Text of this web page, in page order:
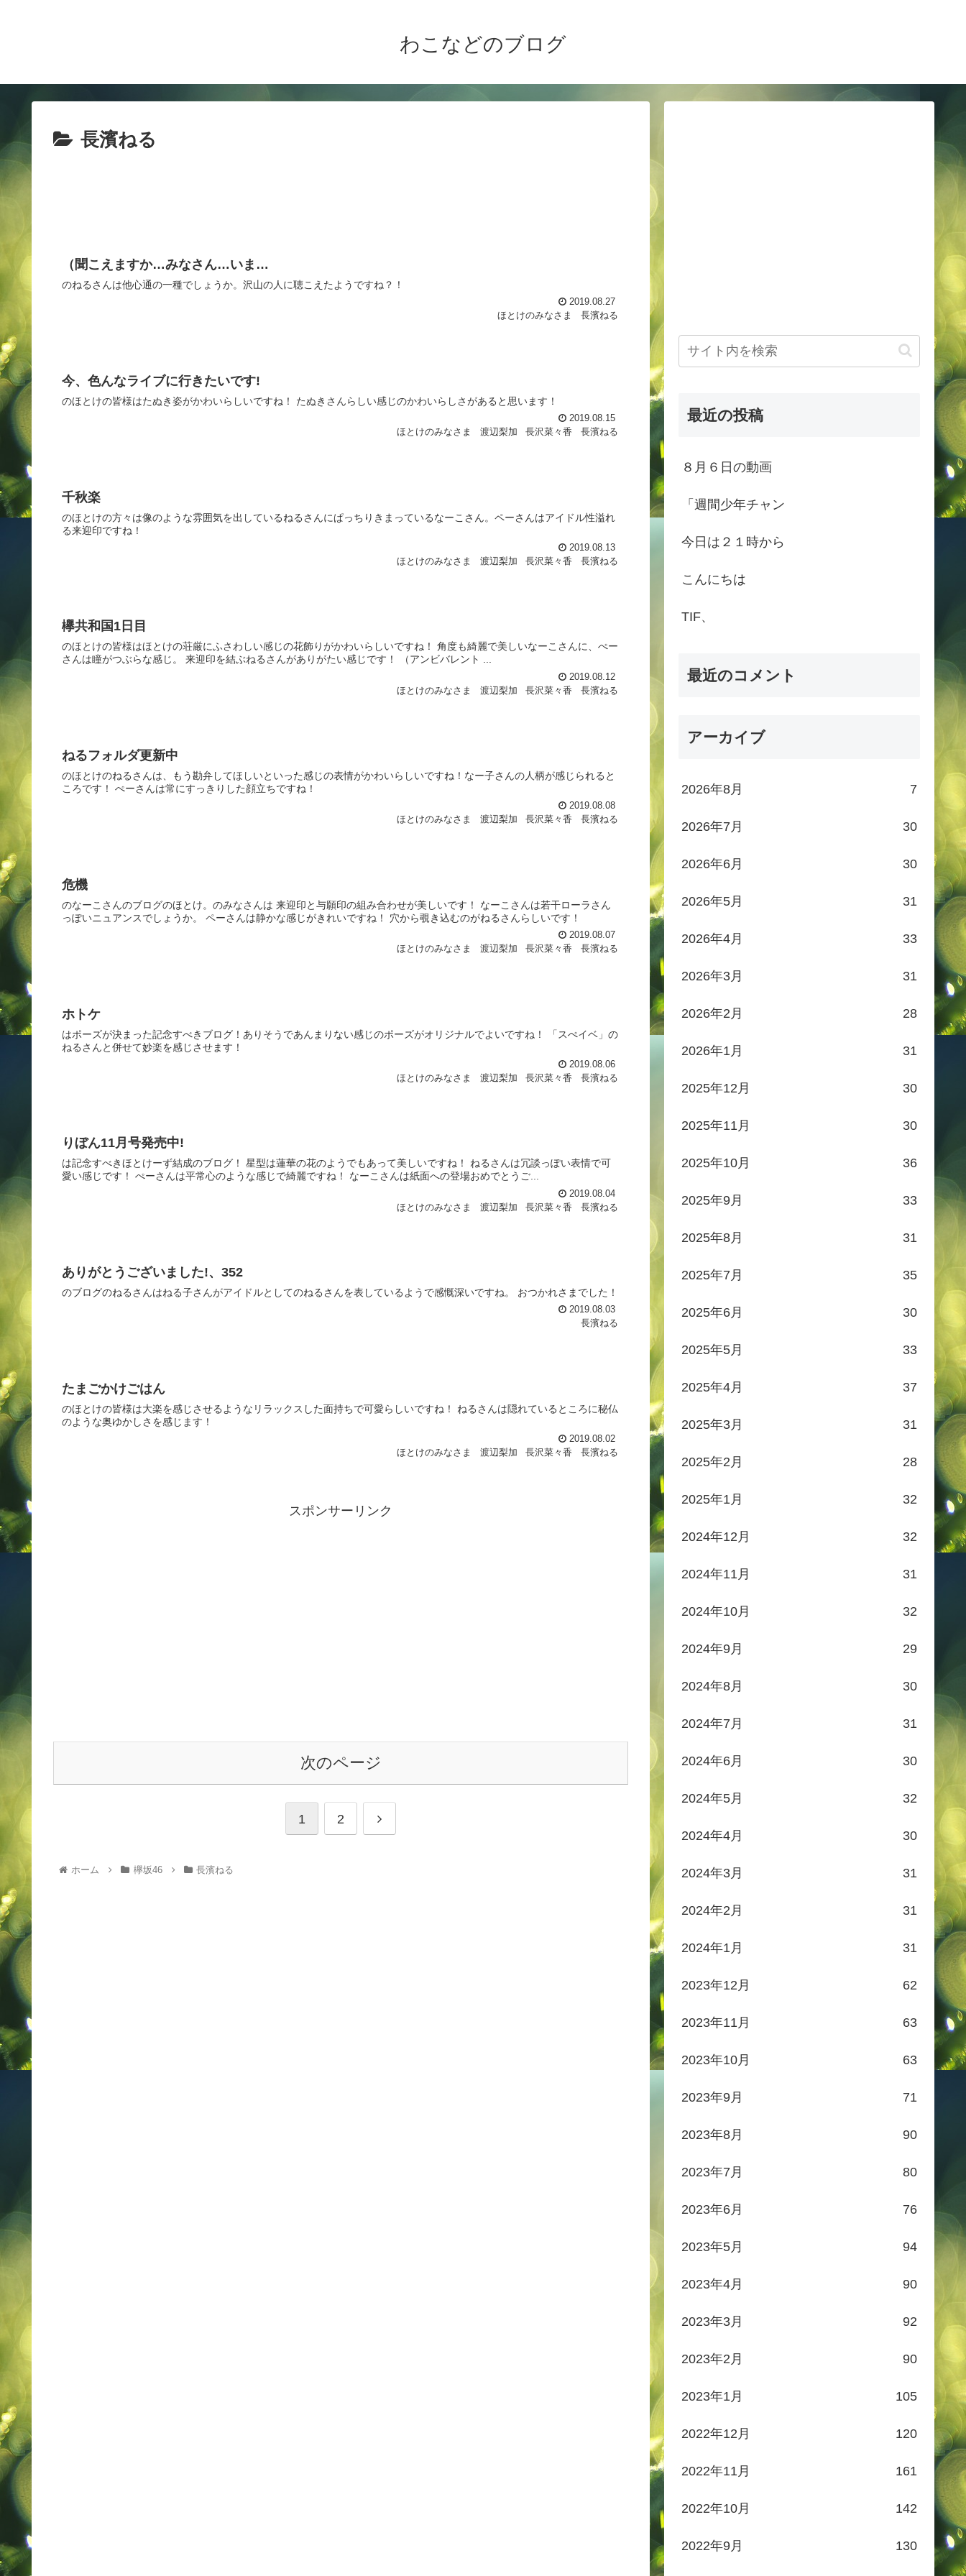
わこなどのブログ
長濱ねる
（聞こえますか…みなさん…いま…
のねるさんは他心通の一種でしょうか。沢山の人に聴こえたようですね？！
2019.08.27
ほとけのみなさま
長濱ねる
今、色んなライブに行きたいです!
のほとけの皆様はたぬき姿がかわいらしいですね！ たぬきさんらしい感じのかわいらしさがあると思います！
2019.08.15
ほとけのみなさま
渡辺梨加 長沢菜々香 長濱ねる
千秋楽
のほとけの方々は像のような雰囲気を出しているねるさんにぱっちりきまっているなーこさん。ペーさんはアイドル性溢れ
る来迎印ですね！
2019.08.13
ほとけのみなさま
渡辺梨加 長沢菜々香 長濱ねる
欅共和国1日目
のほとけの皆様はほとけの荘厳にふさわしい感じの花飾りがかわいらしいですね！ 角度も綺麗で美しいなーこさんに、ぺー
さんは瞳がつぶらな感じ。 来迎印を結ぶねるさんがありがたい感じです！ （アンビバレント ...
2019.08.12
ほとけのみなさま
渡辺梨加 長沢菜々香 長濱ねる
ねるフォルダ更新中
のほとけのねるさんは、もう勘弁してほしいといった感じの表情がかわいらしいですね！なー子さんの人柄が感じられると
ころです！ ぺーさんは常にすっきりした顔立ちですね！
2019.08.08
ほとけのみなさま
渡辺梨加 長沢菜々香 長濱ねる
危機
のなーこさんのブログのほとけ。のみなさんは 来迎印と与願印の組み合わせが美しいです！ なーこさんは若干ローラさん
っぽいニュアンスでしょうか。 ペーさんは静かな感じがきれいですね！ 穴から覗き込むのがねるさんらしいです！
2019.08.07
ほとけのみなさま
渡辺梨加 長沢菜々香 長濱ねる
ホトケ
はポーズが決まった記念すべきブログ！ありそうであんまりない感じのポーズがオリジナルでよいですね！ 「スぺイベ」の
ねるさんと併せて妙楽を感じさせます！
2019.08.06
ほとけのみなさま
渡辺梨加 長沢菜々香 長濱ねる
りぼん11月号発売中!
は記念すべきほとけーず結成のブログ！ 星型は蓮華の花のようでもあって美しいですね！ ねるさんは冗談っぽい表情で可
愛い感じです！ ぺーさんは平常心のような感じで綺麗ですね！ なーこさんは紙面への登場おめでとうご...
2019.08.04
ほとけのみなさま
渡辺梨加 長沢菜々香 長濱ねる
ありがとうございました!、352
のブログのねるさんはねる子さんがアイドルとしてのねるさんを表しているようで感慨深いですね。 おつかれさまでした！
2019.08.03
長濱ねる
たまごかけごはん
のほとけの皆様は大楽を感じさせるようなリラックスした面持ちで可愛らしいですね！ ねるさんは隠れているところに秘仏
のような奥ゆかしさを感じます！
2019.08.02
ほとけのみなさま
渡辺梨加 長沢菜々香 長濱ねる
スポンサーリンク
次のページ
1 2
ホーム 欅坂46 長濱ねる
最近の投稿
８月６日の動画
「週間少年チャン
今日は２１時から
こんにちは
TIF、
最近のコメント
アーカイブ
2026年8月 7
2026年7月 30
2026年6月 30
2026年5月 31
2026年4月 33
2026年3月 31
2026年2月 28
2026年1月 31
2025年12月 30
2025年11月 30
2025年10月 36
2025年9月 33
2025年8月 31
2025年7月 35
2025年6月 30
2025年5月 33
2025年4月 37
2025年3月 31
2025年2月 28
2025年1月 32
2024年12月 32
2024年11月 31
2024年10月 32
2024年9月 29
2024年8月 30
2024年7月 31
2024年6月 30
2024年5月 32
2024年4月 30
2024年3月 31
2024年2月 31
2024年1月 31
2023年12月 62
2023年11月 63
2023年10月 63
2023年9月 71
2023年8月 90
2023年7月 80
2023年6月 76
2023年5月 94
2023年4月 90
2023年3月 92
2023年2月 90
2023年1月 105
2022年12月 120
2022年11月 161
2022年10月 142
2022年9月 130